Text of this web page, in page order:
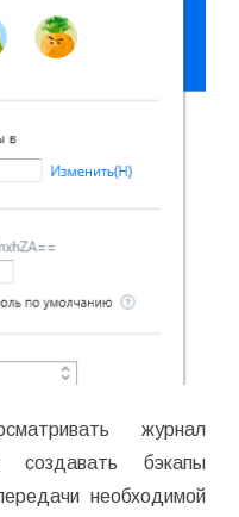
журнал
бэкапы
необходимой